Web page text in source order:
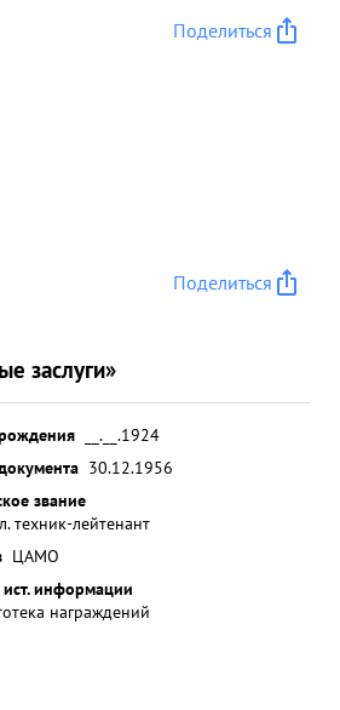
Поделиться
Поделиться
заслуги»
__.__.1924
30.12.1956
звание
техник-лейтенант
ЦАМО
информации
награждений